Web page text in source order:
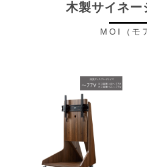
木製サイネー
MOI（モ